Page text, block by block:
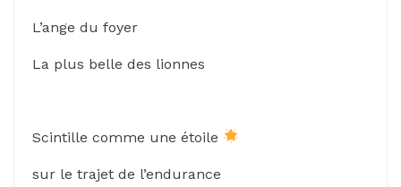
L’ange du foyer
La plus belle des lionnes
Scintille comme une étoile
sur le trajet de l’endurance